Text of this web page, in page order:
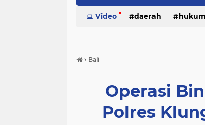
Video daerah hukum
› Bali
Operasi
Polres